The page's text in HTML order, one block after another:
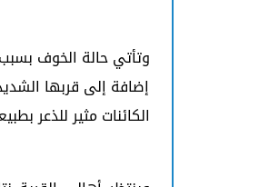
وتأتي حالة الخوف
إضافة إلى قربها
الكائنات مثير للذعر